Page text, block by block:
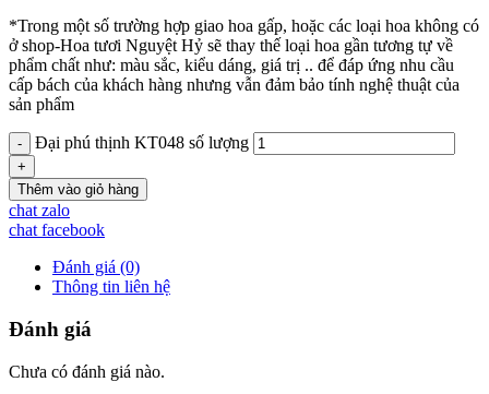
*Trong một số trường hợp giao hoa gấp, hoặc các loại hoa không có
ở shop-Hoa tươi Nguyệt Hỷ sẽ thay thế loại hoa gần tương tự về
phẩm chất như: màu sắc, kiểu dáng, giá trị .. để đáp ứng nhu cầu
cấp bách của khách hàng nhưng vẫn đảm bảo tính nghệ thuật của
sản phẩm
Đại phú thịnh KT048 số lượng
Thêm vào giỏ hàng
chat zalo
chat facebook
Đánh giá (0)
Thông tin liên hệ
Đánh giá
Chưa có đánh giá nào.